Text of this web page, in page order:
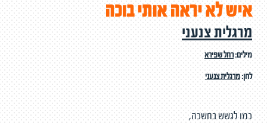
איש לא יראה אותי בוכה
מרגלית צנעני
מילים:רחל שפירא
לחן:מרגלית צנעני
כמו לגשש בחשכה,